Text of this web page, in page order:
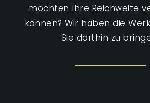
möchten Ihre Reichweite
können? Wir haben die
Sie dorthin zu